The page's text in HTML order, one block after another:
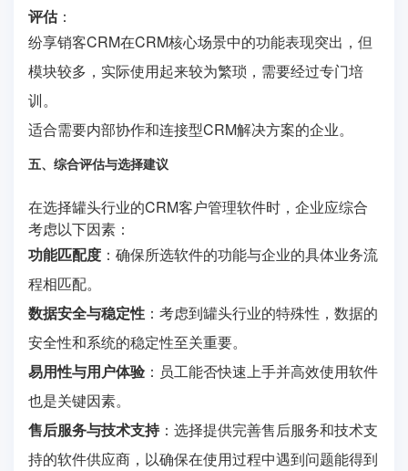
评估：
纷享销客CRM在CRM核心场景中的功能表现突出，但
模块较多，实际使用起来较为繁琐，需要经过专门培
训。
适合需要内部协作和连接型CRM解决方案的企业。
五、综合评估与选择建议
在选择罐头行业的CRM客户管理软件时，企业应综合
考虑以下因素：
功能匹配度 ：确保所选软件的功能与企业的具体业务流
程相匹配。
数据安全与稳定性 ：考虑到罐头行业的特殊性，数据的
安全性和系统的稳定性至关重要。
易用性与用户体验 ：员工能否快速上手并高效使用软件
也是关键因素。
售后服务与技术支持：选择提供完善售后服务和技术支
持的软件供应商，以确保在使用过程中遇到问题能得到